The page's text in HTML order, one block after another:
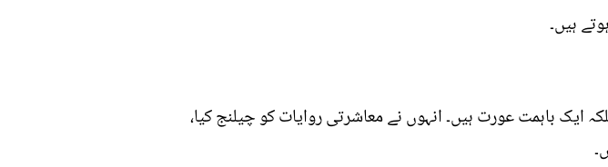
ہیں۔
ایک باہمت عورت ہیں۔ انہوں نے معاشرتی روایات کو چیلنج کیا،